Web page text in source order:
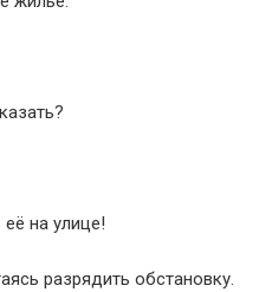
на улице!
разрядить обстановку.